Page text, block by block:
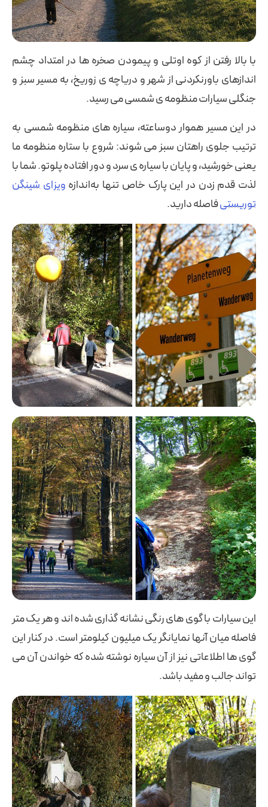
با بالا رفتن از کوه اوتلی و پیمودن صخره ها در امتداد چشم
اندازهای باورنکردنی از شهر و دریاچه ی زوریخ، به مسیر سبز و
جنگلی سیارات منظومه ی شمسی می رسید.
در این مسیر هموار دوساعته، سیاره های منظومه شمسی به
ترتیب جلوی راهتان سبز می شوند: شروع با ستاره منظومه ما
یعنی خورشید، و پایان با سیاره ی سرد و دور افتاده پلوتو. شما با
لذت قدم زدن در این پارک خاص تنها به‌اندازه ویزای شینگن
توریستیفاصله دارید.
این سیارات با گوی های رنگی نشانه گذاری شده اند و هر یک متر
فاصله میان آنها نمایانگر یک میلیون کیلومتر است. در کنار این
گوی ها اطلاعاتی نیز از آن سیاره نوشته شده که خواندن آن می
تواند جالب و مفید باشد.